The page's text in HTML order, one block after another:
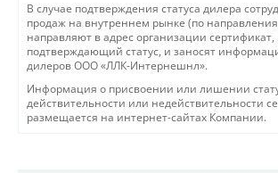
В случае подтверждения статуса дилера
продаж на внутреннем рынке (по
направляют в адрес организации сертификат,
подтверждающий статус, и заносят
дилеров ООО «ЛЛК-Интернешнл».
Информация о присвоении или лишении
действительности или недействительности
размещается на интернет-сайтах Компании.